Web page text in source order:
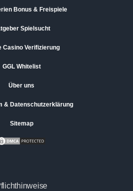
Bonus & Freispiele
Spielsucht
Casino Verifizierung
GGL Whitelist
Über uns
& Datenschutzerklärung
Sitemap